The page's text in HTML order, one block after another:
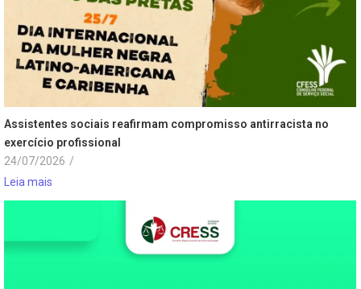
Assistentes sociais reafirmam compromisso antirracista no
exercício profissional
24/07/2026 /
Leia mais